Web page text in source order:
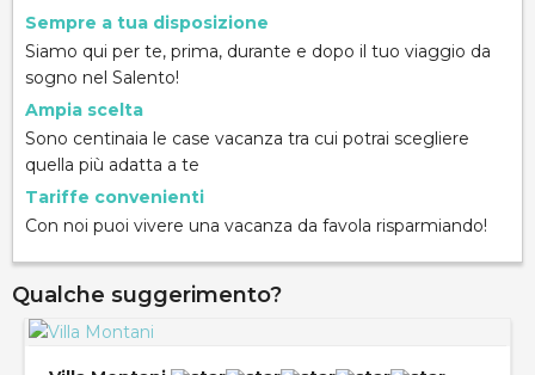
Sempre a tua disposizione
Siamo qui per te, prima, durante e dopo il tuo viaggio da
sogno nel Salento!
Ampia scelta
Sono centinaia le case vacanza tra cui potrai scegliere
quella più adatta a te
Tariffe convenienti
Con noi puoi vivere una vacanza da favola risparmiando!
Qualche suggerimento?